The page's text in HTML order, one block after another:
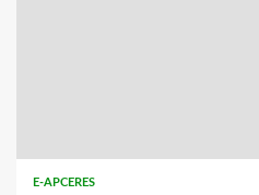
E-APCERES